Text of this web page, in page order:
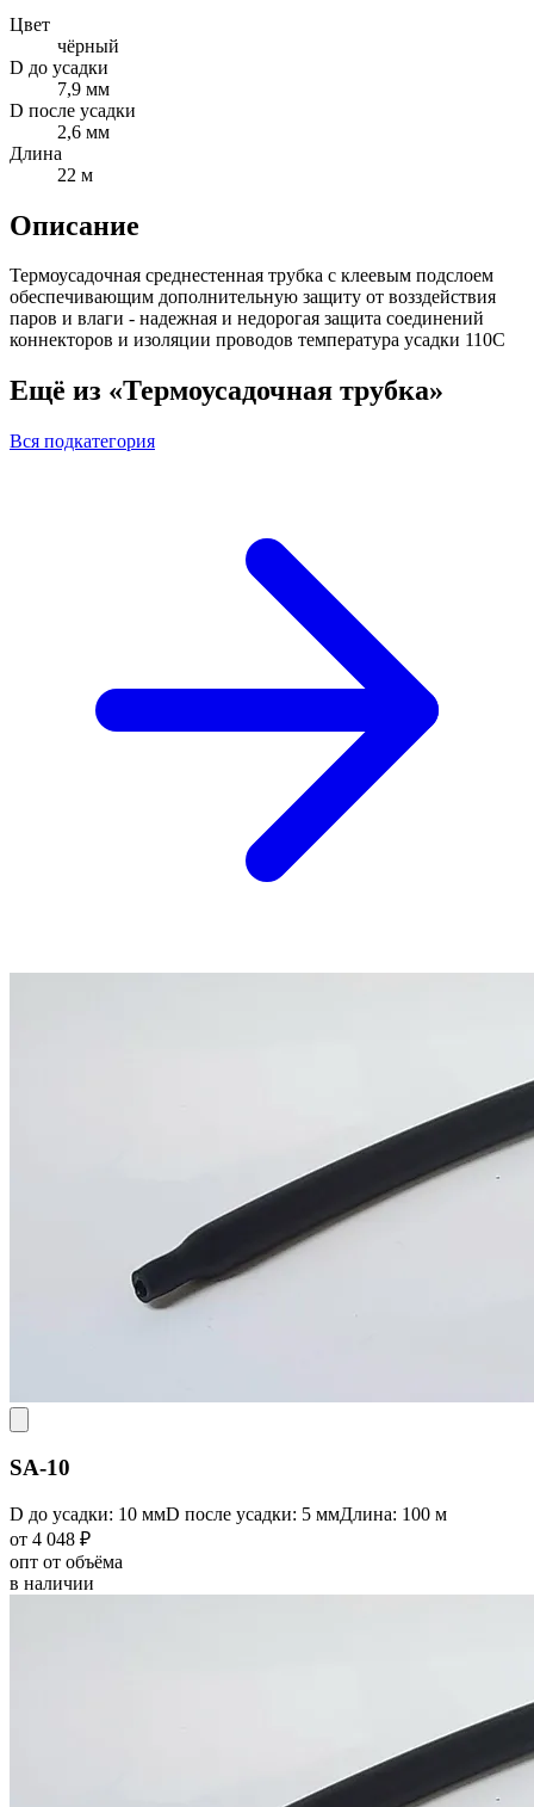
Цвет
чёрный
D до усадки
7,9 мм
D после усадки
2,6 мм
Длина
22 м
Описание
Термоусадочная среднестенная трубка с клеевым подслоем
обеспечивающим дополнительную защиту от возздействия
паров и влаги - надежная и недорогая защита соединений
коннекторов и изоляции проводов температура усадки 110С
Ещё из «Термоусадочная трубка»
Вся подкатегория
SA-10
D до усадки: 10 ммD после усадки: 5 ммДлина: 100 м
от 4 048 ₽
опт от объёма
в наличии